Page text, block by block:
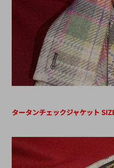
タータンチェックジャケット